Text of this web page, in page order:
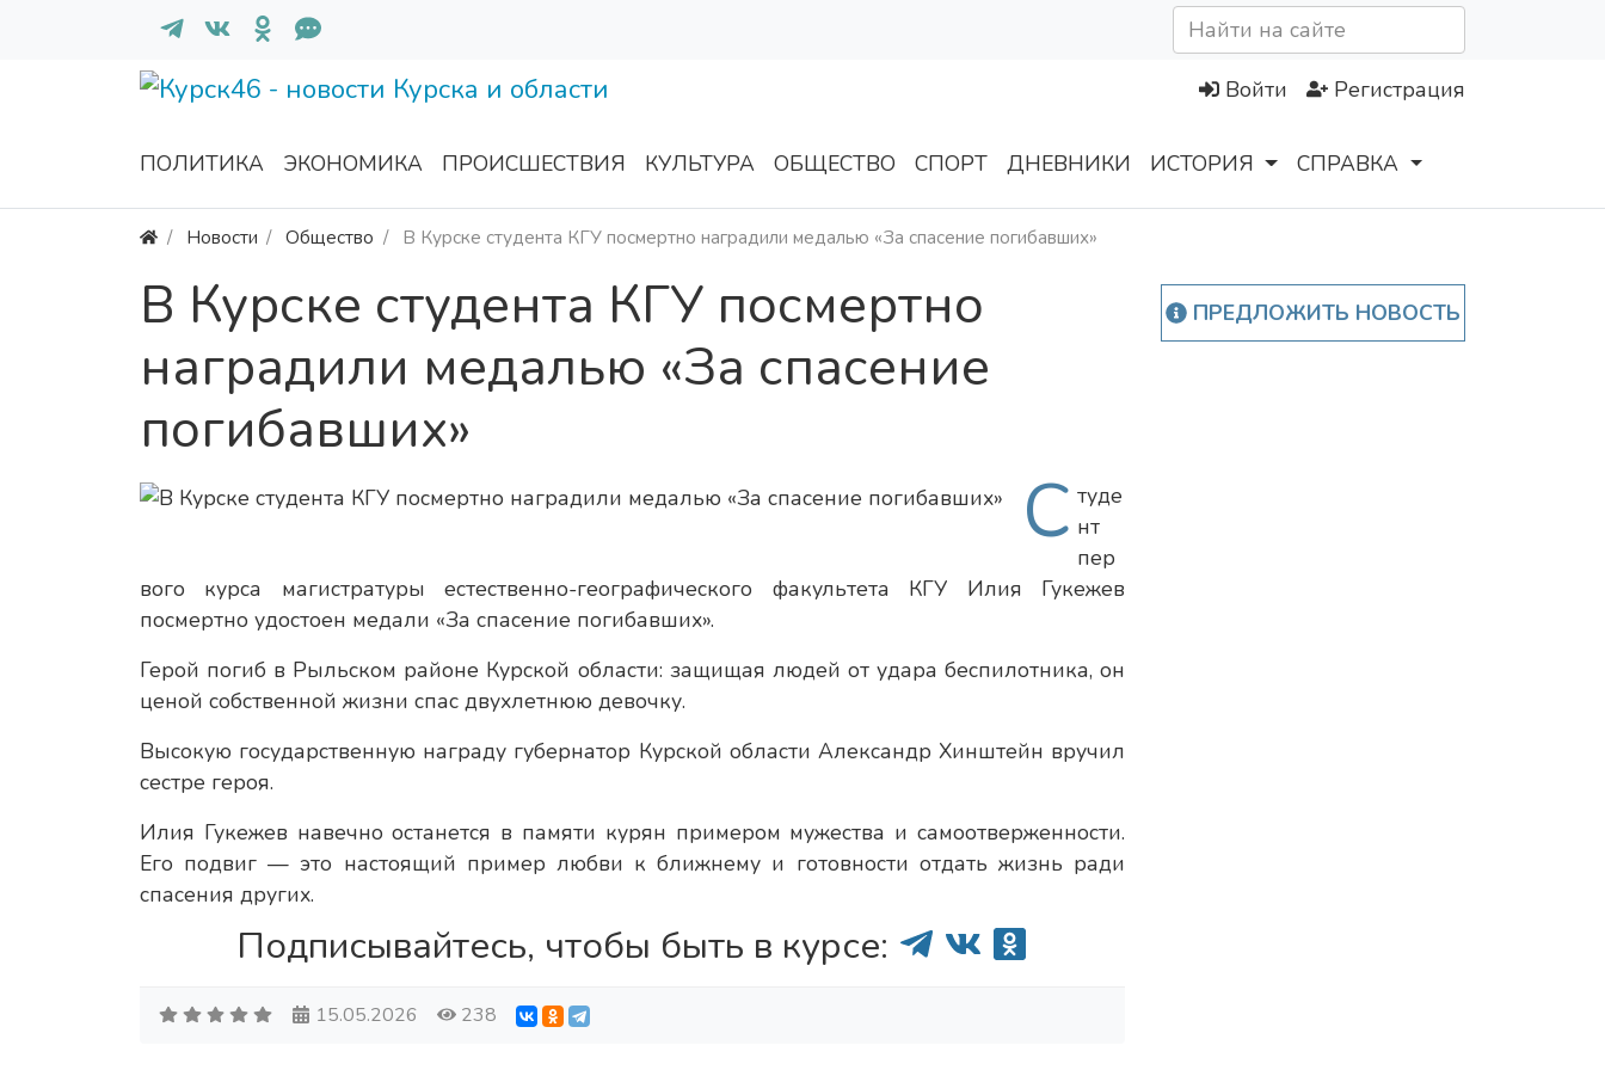
Войти Регистрация
ПОЛИТИКА ЭКОНОМИКА ПРОИСШЕСТВИЯ КУЛЬТУРА ОБЩЕСТВО СПОРТ ДНЕВНИКИ ИСТОРИЯ СПРАВКА
Новости Общество В Курске студента КГУ посмертно наградили медалью «За спасение погибавших»
В Курске студента КГУ посмертно
наградили медалью «За спасение
погибавших»
С туде
нт
пер
вого курса магистратуры естественно-географического факультета КГУ Илия Гукежев
посмертно удостоен медали «За спасение погибавших».
Герой погиб в Рыльском районе Курской области: защищая людей от удара беспилотника, он
ценой собственной жизни спас двухлетнюю девочку.
Высокую государственную награду губернатор Курской области Александр Хинштейн вручил
сестре героя.
Илия Гукежев навечно останется в памяти курян примером мужества и самоотверженности.
Его подвиг — это настоящий пример любви к ближнему и готовности отдать жизнь ради
спасения других.
Подписывайтесь, чтобы быть в курсе:
15.05.2026 238
ПРЕДЛОЖИТЬ НОВОСТЬ